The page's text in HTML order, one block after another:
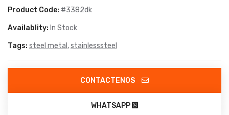
Product Code: #3382dk
Availablity: In Stock
Tags: steel metal ,stainlesssteel
CONTACTENOS
WHATSAPP